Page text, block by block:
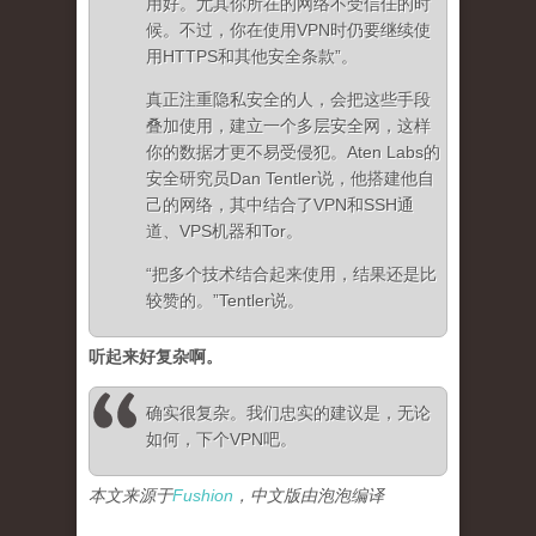
候。不过，你在使用VPN时仍要继续使
用HTTPS和其他安全条款”。
真正注重隐私安全的人，会把这些手段
叠加使用，建立一个多层安全网，这样
你的数据才更不易受侵犯。Aten Labs的
安全研究员Dan Tentler说，他搭建他自
己的网络，其中结合了VPN和SSH通
道、VPS机器和Tor。
“把多个技术结合起来使用，结果还是比
较赞的。”Tentler说。
听起来好复杂啊。
确实很复杂。我们忠实的建议是，无论
如何，下个VPN吧。
本文来源于Fushion ，中文版由泡泡编译